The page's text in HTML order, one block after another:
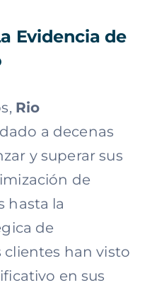
Evidencia de
Rio
a decenas
y superar sus
de
hasta la
de
clientes han visto
en sus